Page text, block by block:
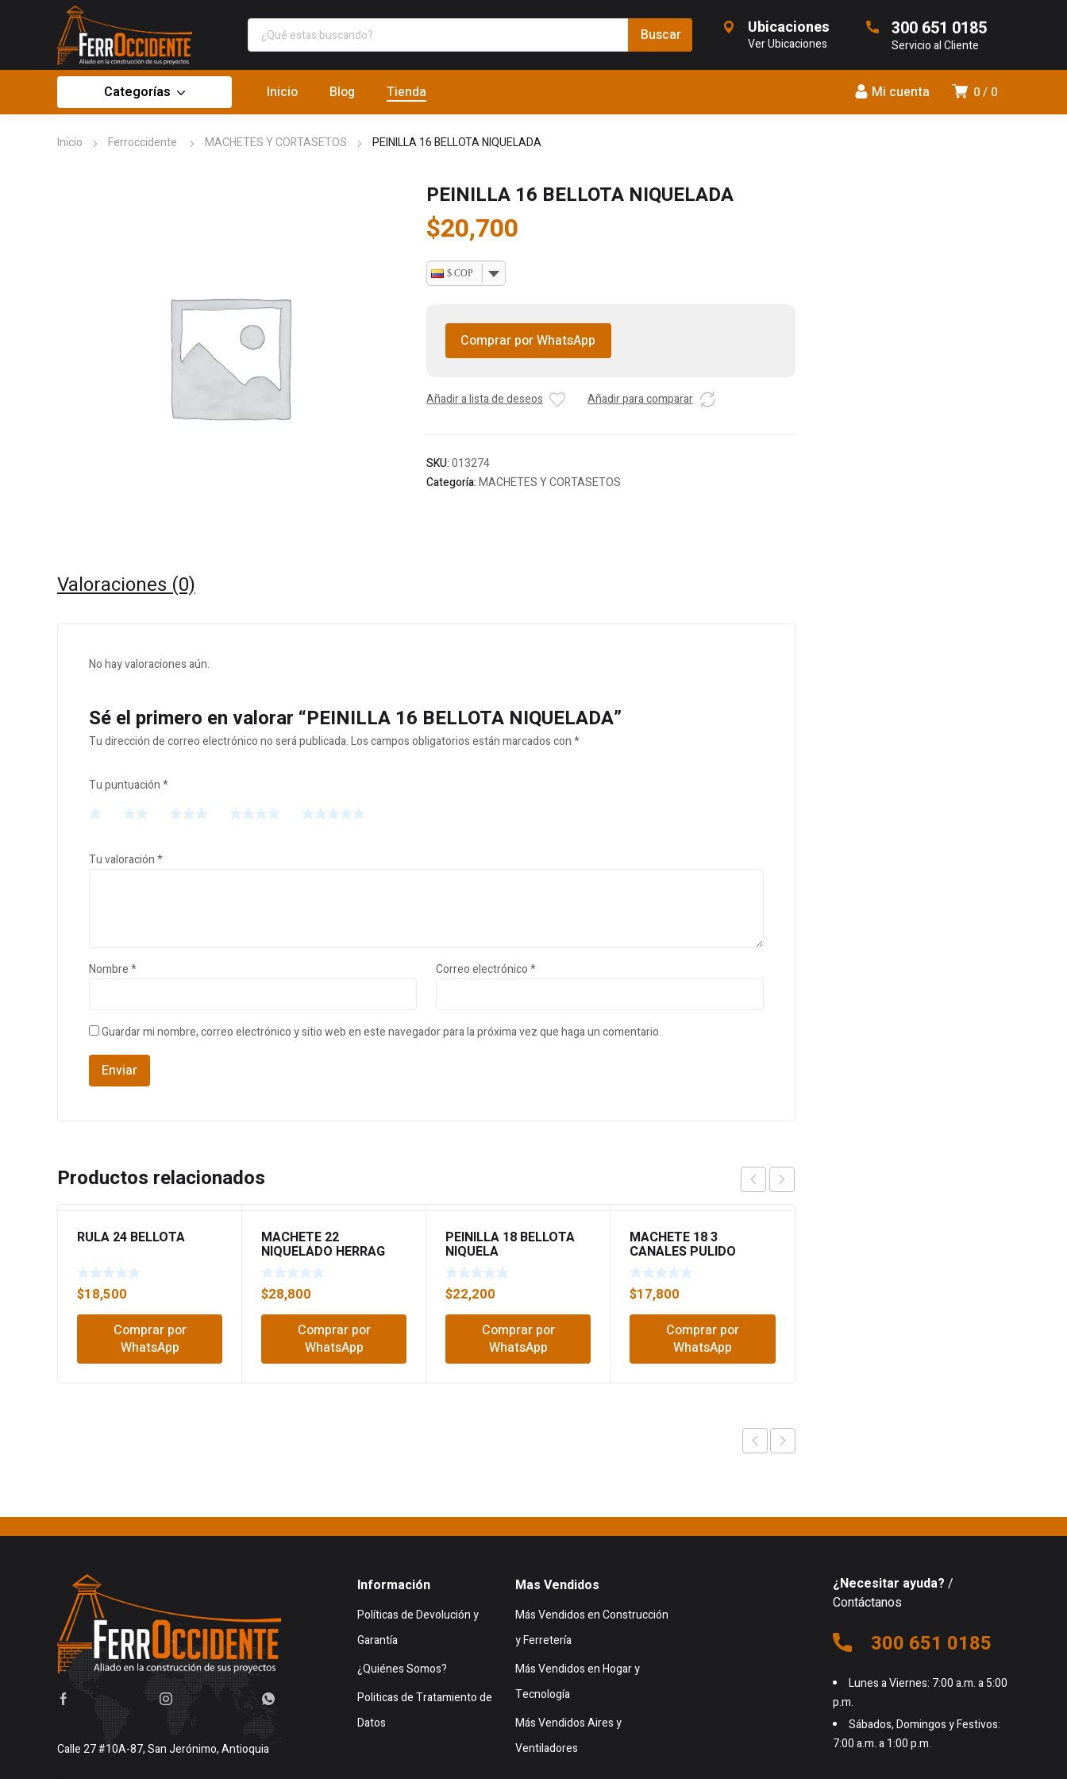
Ubicaciones
Ver Ubicaciones
300 651 0185
Servicio al Cliente
0 0
Mi cuenta
Categorías Inicio Blog Tienda
Inicio Ferroccidente MACHETES Y CORTASETOS PEINILLA 16 BELLOTA NIQUELADA
PEINILLA 16 BELLOTA NIQUELADA
$20,700
$ COP
Comprar por WhatsApp
Añadir a lista de deseos Añadir para comparar
SKU:013274
Categoría:MACHETES Y CORTASETOS
Valoraciones (0)
No hay valoraciones aún.
Sé el primero en valorar “PEINILLA 16 BELLOTA NIQUELADA”
Tu dirección de correo electrónico no será publicada.Los campos obligatorios están marcados con*
Tu puntuación*
Tu valoración*
Nombre* Correo electrónico*
Guardar mi nombre, correo electrónico y sitio web en este navegador para la próxima vez que haga un comentario.
Productos relacionados
RULA 24 BELLOTA
$18,500
Comprar por
WhatsApp
MACHETE 22
NIQUELADO HERRAG
$28,800
Comprar por
WhatsApp
PEINILLA 18 BELLOTA
NIQUELA
$22,200
Comprar por
WhatsApp
MACHETE 18 3
CANALES PULIDO
HERRAGRO
$17,800
Comprar por
WhatsApp
Calle 27 #10A-87, San Jerónimo, Antioquia
Información
Políticas de Devolución y
Garantía
¿Quiénes Somos?
Politicas de Tratamiento de
Datos
Mas Vendidos
Más Vendidos en Construcción
y Ferretería
Más Vendidos en Hogar y
Tecnología
Más Vendidos Aires y
Ventiladores
¿Necesitar ayuda? /
Contáctanos
300 651 0185
Lunes a Viernes: 7:00 a.m. a 5:00
p.m.
Sábados, Domingos y Festivos:
7:00 a.m. a 1:00 p.m.